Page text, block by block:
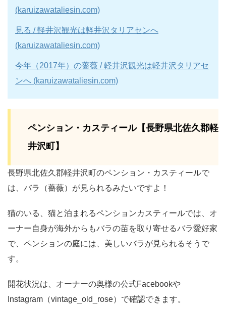
(karuizawataliesin.com)
見る / 軽井沢観光は軽井沢タリアセンへ
(karuizawataliesin.com)
今年（2017年）の薔薇 / 軽井沢観光は軽井沢タリアセ
ンへ (karuizawataliesin.com)
ペンション・カスティール【長野県北佐久郡軽
井沢町】
長野県北佐久郡軽井沢町のペンション・カスティールで
は、バラ（薔薇）が見られるみたいですよ！
猫のいる、猫と泊まれるペンションカスティールでは、オ
ーナー自身が海外からもバラの苗を取り寄せるバラ愛好家
で、ペンションの庭には、美しいバラが見られるそうで
す。
開花状況は、オーナーの奥様の公式Facebookや
Instagram（vintage_old_rose）で確認できます。